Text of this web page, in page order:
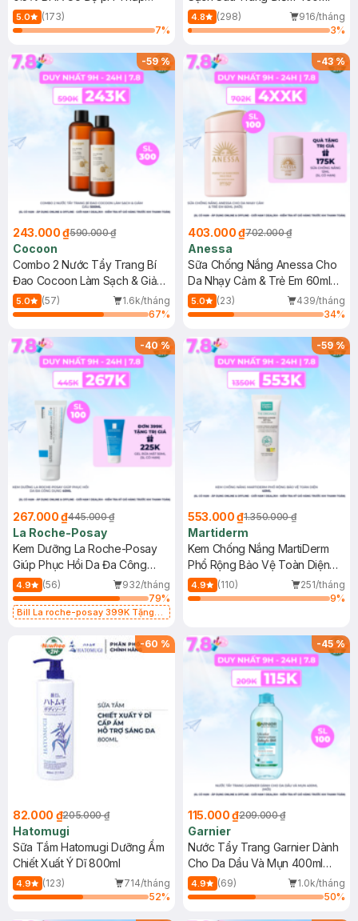
150ml
5.0
(173)
7%
4.8 (298)
916/tháng
3%
-59%
243.000 ₫590.000 ₫
Cocoon
Combo 2 Nước Tẩy Trang Bí
Đao Cocoon Làm Sạch & Giảm
Dầu 500ml
5.0 (57)
1.6k/tháng
67%
-43%
403.000 ₫702.000 ₫
Anessa
Sữa Chống Nắng Anessa Cho
Da Nhạy Cảm & Trẻ Em 60ml
(Mới)
5.0 (23)
439/tháng
34%
-40%
267.000 ₫445.000 ₫
La Roche-Posay
Kem Dưỡng La Roche-Posay
Giúp Phục Hồi Da Đa Công
Dụng 40ml
4.9 (56)
932/tháng
79%
Bill La roche-posay 399K Tặng
(SL có hạn)
-59%
553.000 ₫1.350.000 ₫
Martiderm
Kem Chống Nắng MartiDerm
Phổ Rộng Bảo Vệ Toàn Diện
40ml
4.9 (110)
251/tháng
9%
-60 %
82.000 ₫205.000 ₫
Hatomugi
Sữa Tắm Hatomugi Dưỡng Ẩm
Chiết Xuất Ý Dĩ 800ml
4.9 (123)
714/tháng
52%
-45%
115.000 ₫209.000 ₫
Garnier
Nước Tẩy Trang Garnier Dành
Cho Da Dầu Và Mụn 400ml
(Mới)
4.9 (69)
1.0k/tháng
50%